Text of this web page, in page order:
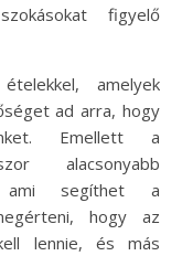
figyelő
amelyek
ad arra, hogy
Emellett a
alacsonyabb
ami segíthet a
hogy az
lennie, és más